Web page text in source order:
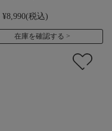
¥8,990(税込)
在庫を確認する